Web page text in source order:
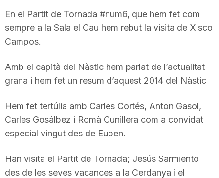
T
a
r
a
En el Partit de Tornada #num6, que hem fet com
sempre a la Sala el Cau hem rebut la visita de Xisco
Campos.
Amb el capità del Nàstic hem parlat de l’actualitat
grana i hem fet un resum d’aquest 2014 del Nàstic
Hem fet tertúlia amb Carles Cortés, Anton Gasol,
Carles Gosálbez i Romà Cunillera com a convidat
especial vingut des de Eupen.
Han visita el Partit de Tornada; Jesús Sarmiento
des de les seves vacances a la Cerdanya i el